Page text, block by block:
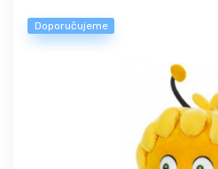
Doporučujeme